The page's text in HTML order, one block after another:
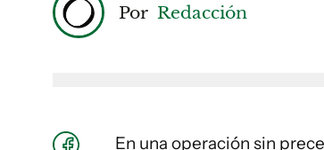
Por Redacción
En una operación sin